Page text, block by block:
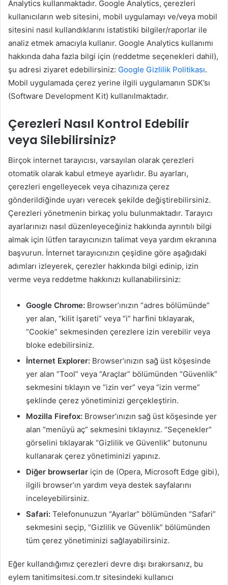
Analytics kullanmaktadır. Google Analytics, çerezleri
kullanıcıların web sitesini, mobil uygulamayı ve/veya mobil
sitesini nasıl kullandıklarını istatistiki bilgiler/raporlar ile
analiz etmek amacıyla kullanır. Google Analytics kullanımı
hakkında daha fazla bilgi için (reddetme seçenekleri dahil),
şu adresi ziyaret edebilirsiniz: Google Gizlilik Politikası.
Mobil uygulamada çerez yerine ilgili uygulamanın SDK’sı
(Software Development Kit) kullanılmaktadır.
Çerezleri Nasıl Kontrol Edebilir
veya Silebilirsiniz?
Birçok internet tarayıcısı, varsayılan olarak çerezleri
otomatik olarak kabul etmeye ayarlıdır. Bu ayarları,
çerezleri engelleyecek veya cihazınıza çerez
gönderildiğinde uyarı verecek şekilde değiştirebilirsiniz.
Çerezleri yönetmenin birkaç yolu bulunmaktadır. Tarayıcı
ayarlarınızı nasıl düzenleyeceğiniz hakkında ayrıntılı bilgi
almak için lütfen tarayıcınızın talimat veya yardım ekranına
başvurun. İnternet tarayıcınızın çeşidine göre aşağıdaki
adımları izleyerek, çerezler hakkında bilgi edinip, izin
verme veya reddetme hakkınızı kullanabilirsiniz:
Google Chrome: Browser’ınızın “adres bölümünde”
yer alan, “kilit işareti” veya “i” harfini tıklayarak,
“Cookie” sekmesinden çerezlere izin verebilir veya
bloke edebilirsiniz.
İnternet Explorer: Browser’ınızın sağ üst köşesinde
yer alan “Tool” veya “Araçlar” bölümünden “Güvenlik”
sekmesini tıklayın ve “izin ver” veya “izin verme”
şeklinde çerez yönetiminizi gerçekleştirin.
Mozilla Firefox: Browser’ınızın sağ üst köşesinde yer
alan “menüyü aç” sekmesini tıklayınız. “Seçenekler”
görselini tıklayarak “Gizlilik ve Güvenlik” butonunu
kullanarak çerez yönetiminizi yapınız.
Diğer browserlar için de (Opera, Microsoft Edge gibi),
ilgili browser’ın yardım veya destek sayfalarını
inceleyebilirsiniz.
Safari: Telefonunuzun “Ayarlar” bölümünden “Safari”
sekmesini seçip, “Gizlilik ve Güvenlik” bölümünden
tüm çerez yönetiminizi sağlayabilirsiniz.
Eğer kullandığımız çerezleri devre dışı bırakırsanız, bu
eylem tanitimsitesi.com.tr sitesindeki kullanıcı